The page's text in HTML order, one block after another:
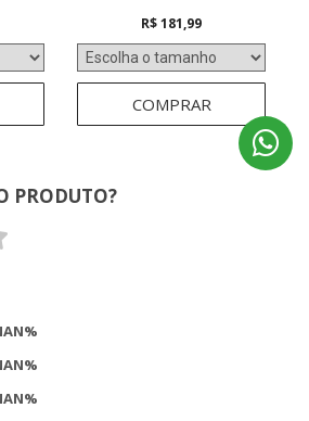
R$ 181,99
COMPRAR
PRODUTO?